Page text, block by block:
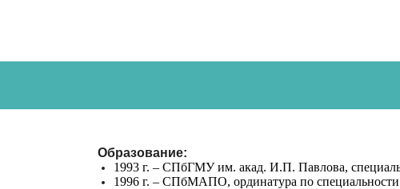
Образование:
1993 г. – СПбГМУ им. акад. И.П. Павлова,
1996 г. – СПбМАПО, ординатура по специальности